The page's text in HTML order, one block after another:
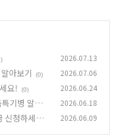
2026.07.13
아보기 (0) 2026.07.06
요! (0) 2026.06.24
기병 알아
2026.06.18
신청하세요! 2026.06.09